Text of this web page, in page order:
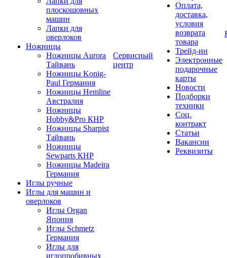
плоскошовных
машин
Лапки для
оверлоков
Ножницы
Ножницы Aurora
Тайвань
Ножницы Konig-
Paul Германия
Ножницы Hemline
Австралия
Ножницы
Hobby&Pro КНР
Ножницы Sharpist
Тайвань
Ножницы
Sewparts КНР
Ножницы Madeira
Германия
Иглы ручные
Иглы для машин и
оверлоков
Иглы Organ
Япония
Иглы Schmetz
Германия
Иглы для
иглопробивных
Сервисный
центр
Оплата,
доставка,
условия
возврата
товара
Трейд-ин
Электронные
подарочные
карты
Новости
Подборки
техники
Соц.
контракт
Статьи
Вакансии
Реквизиты